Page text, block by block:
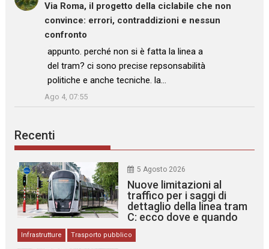
Via Roma, il progetto della ciclabile che non
convince: errori, contraddizioni e nessun
confronto
: “
appunto. perché non si è fatta la linea a
del tram? ci sono precise repsonsabilità
politiche e anche tecniche. la…
”
Ago 4, 07:55
Recenti
5 Agosto 2026
Nuove limitazioni al
traffico per i saggi di
dettaglio della linea tram
C: ecco dove e quando
Infrastrutture Trasporto pubblico